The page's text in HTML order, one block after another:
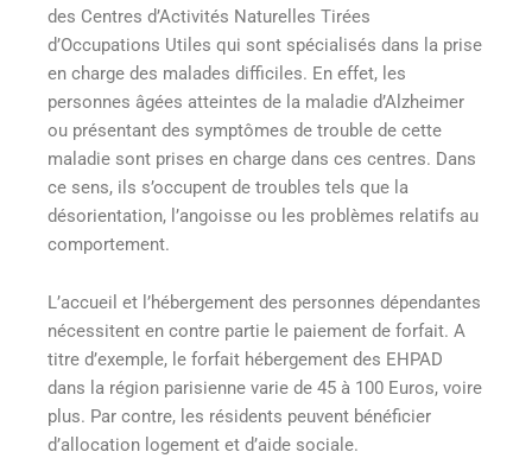
des Centres d’Activités Naturelles Tirées
d’Occupations Utiles qui sont spécialisés dans la prise
en charge des malades difficiles. En effet, les
personnes âgées atteintes de la maladie d’Alzheimer
ou présentant des symptômes de trouble de cette
maladie sont prises en charge dans ces centres. Dans
ce sens, ils s’occupent de troubles tels que la
désorientation, l’angoisse ou les problèmes relatifs au
comportement.
L’accueil et l’hébergement des personnes dépendantes
nécessitent en contre partie le paiement de forfait. A
titre d’exemple, le forfait hébergement des EHPAD
dans la région parisienne varie de 45 à 100 Euros, voire
plus. Par contre, les résidents peuvent bénéficier
d’allocation logement et d’aide sociale.